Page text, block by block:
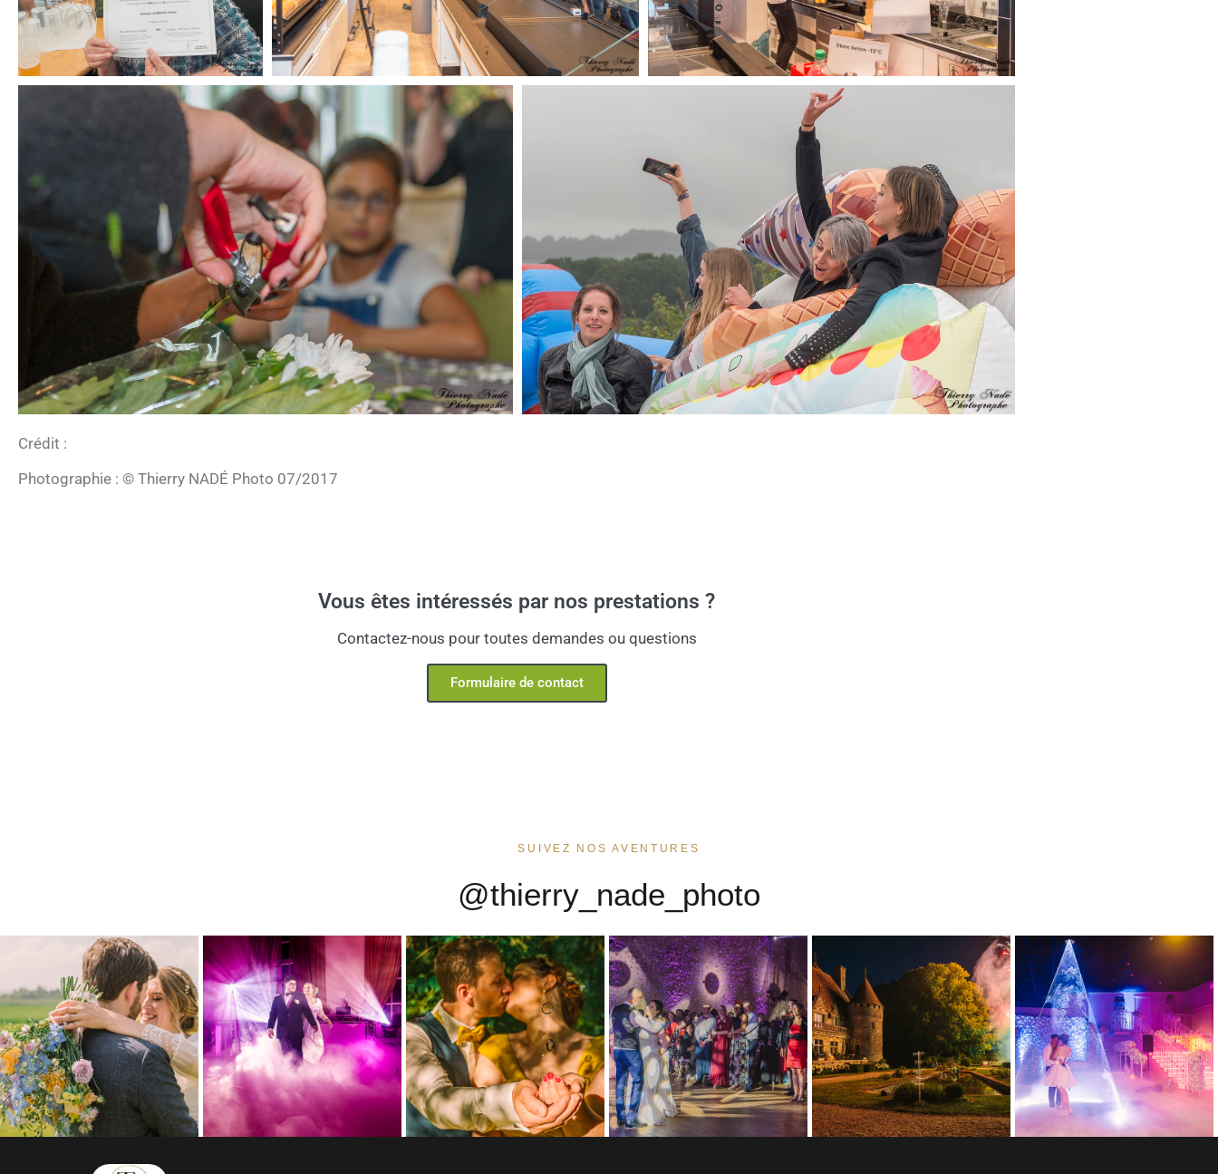
Crédit :
Photographie : © Thierry NADÉ Photo 07/2017
Vous êtes intéressés par nos prestations ?
Contactez-nous pour toutes demandes ou questions
Formulaire de contact
SUIVEZ NOS AVENTURES
@thierry_nade_photo